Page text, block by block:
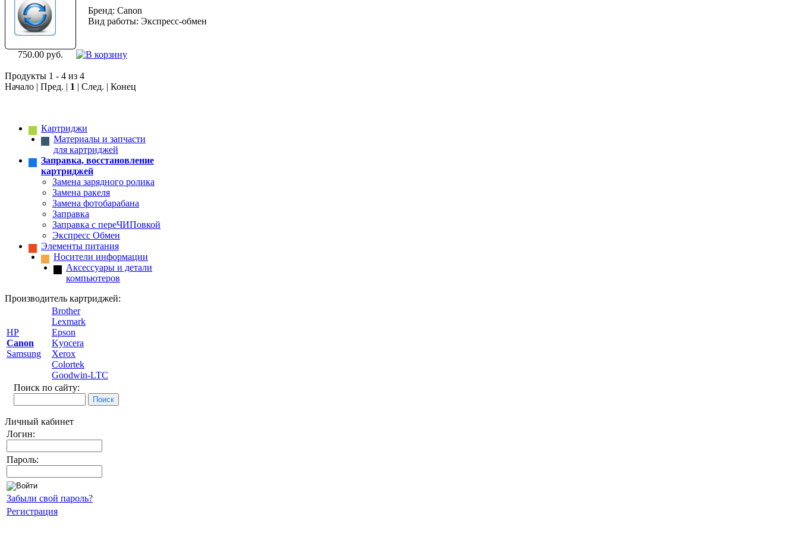
Бренд: Canon
Вид работы: Экспресс-обмен
750.00 руб.
Продукты 1 - 4 из 4
Начало | Пред. | 1 | След. | Конец
Картриджи
Материалы и запчасти
для картриджей
Заправка, восстановление
картриджей
Замена зарядного ролика
Замена ракеля
Замена фотобарабана
Заправка
Заправка с переЧИПовкой
Экспресс Обмен
Элементы питания
Носители информации
Аксессуары и детали
компьютеров
Производитель картриджей:
HP
Canon
Samsung
Brother
Lexmark
Epson
Kyocera
Xerox
Colortek
Goodwin-LTC
Поиск по сайту:
Личный кабинет
Логин:
Пароль:
Забыли свой пароль?
Регистрация